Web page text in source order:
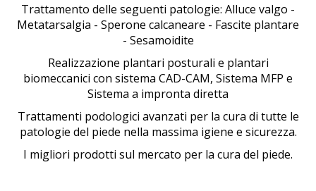
Trattamento delle seguenti patologie: Alluce valgo -
Metatarsalgia - Sperone calcaneare - Fascite plantare
- Sesamoidite
Realizzazione plantari posturali e plantari
biomeccanici con sistema CAD-CAM, Sistema MFP e
Sistema a impronta diretta
Trattamenti podologici avanzati per la cura di tutte le
patologie del piede nella massima igiene e sicurezza.
I migliori prodotti sul mercato per la cura del piede.